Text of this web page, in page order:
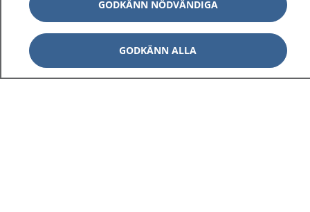
Om 1177 Show
Kontakt Show
GODKÄNN NÖDVÄNDIGA
GODKÄNN ALLA